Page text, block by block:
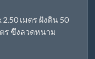
เมตร ฝังดิน 50
ตร ขึงลวดหนาม